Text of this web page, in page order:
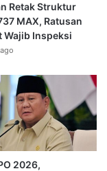
Retak Struktur
MAX, Ratusan
Wajib Inspeksi
2026,